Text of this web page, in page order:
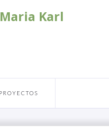
Karl